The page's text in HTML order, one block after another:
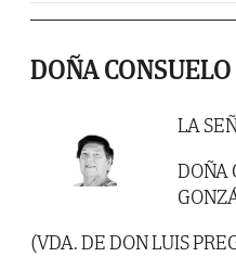
DOÑA
LA
DOÑA
(VDA. DE DON LUIS